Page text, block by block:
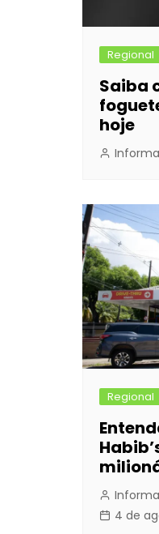
Regional
Saiba
hoje
Regional
4 de